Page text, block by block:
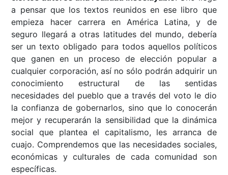
a pensar que los textos reunidos en ese libro que
empieza hacer carrera en América Latina, y de
seguro llegará a otras latitudes del mundo, debería
ser un texto obligado para todos aquellos políticos
que ganen en un proceso de elección popular a
cualquier corporación, así no sólo podrán adquirir un
conocimiento estructural de las sentidas
necesidades del pueblo que a través del voto le dio
la confianza de gobernarlos, sino que lo conocerán
mejor y recuperarán la sensibilidad que la dinámica
social que plantea el capitalismo, les arranca de
cuajo. Comprendemos que las necesidades sociales,
económicas y culturales de cada comunidad son
específicas.